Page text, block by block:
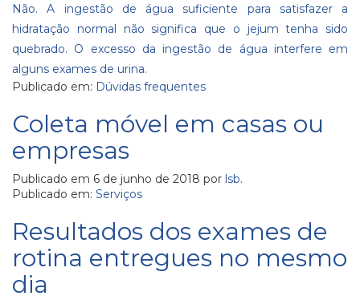
Não. A ingestão de água suficiente para satisfazer a
hidratação normal não significa que o jejum tenha sido
quebrado. O excesso da ingestão de água interfere em
alguns exames de urina.
Publicado em: Dúvidas frequentes
Coleta móvel em casas ou
empresas
Publicado em 6 de junho de 2018 por lsb.
Publicado em: Serviços
Resultados dos exames de
rotina entregues no mesmo
dia